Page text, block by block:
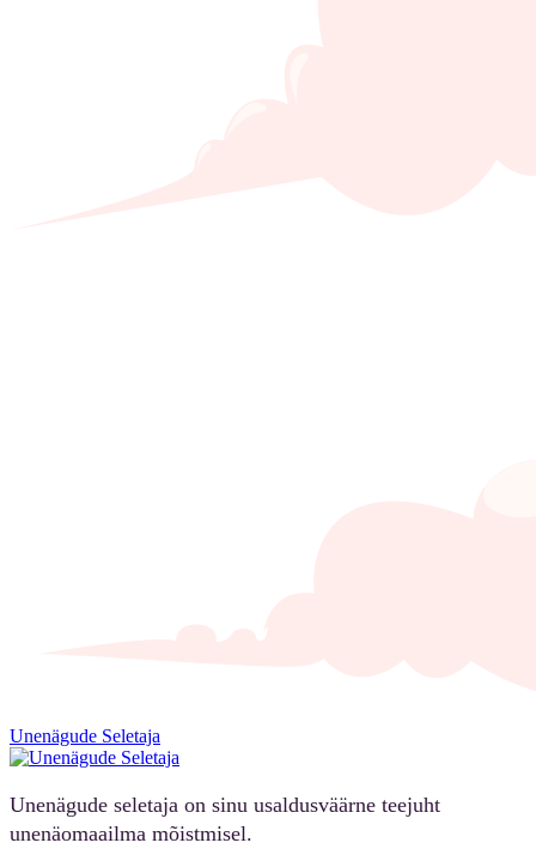
Unenägude Seletaja
Unenägude seletaja on sinu usaldusväärne teejuht
unenäomaailma mõistmisel.